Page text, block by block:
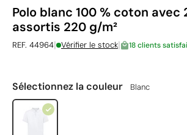
Polo blanc 100 % coton avec
assortis 220 g/m²
REF. 44964| Vérifier le stock| 18 clients
Sélectionnez la couleur Blanc